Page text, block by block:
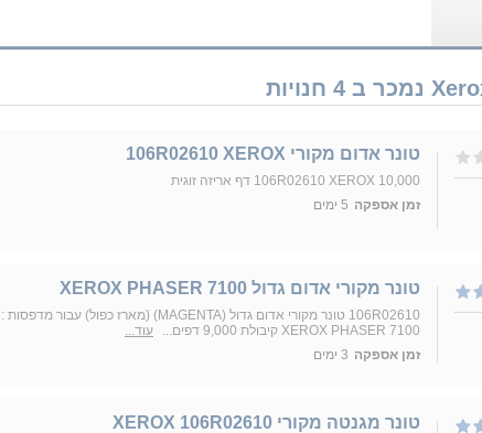
טונר אדום מקורי 106R02610 XEROX
106R02610 XEROX 10,000 דף אריזה זוגית
זמן אספקה 5 ימים
טונר מקורי אדום גדול XEROX PHASER 7100
106R02610 טונר מקורי אדום גדול (MAGENTA) ׁ(מארז כפול) עבור מדפסות :
XEROX PHASER 7100 קיבולת 9,000 דפים...
עוד...
זמן אספקה 3 ימים
טונר מגנטה מקורי XEROX 106R02610